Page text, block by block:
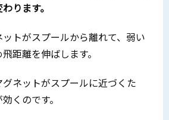
ります。
トがスプールから離れて、弱い
距離を伸ばします。
ネットがスプールに近づくた
くのです。